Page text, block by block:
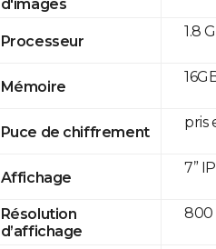
d'images
Processeur
Mémoire
Puce de chiffrement
Affichage
Résolution
d’affichage
1.8
pris
7”
800